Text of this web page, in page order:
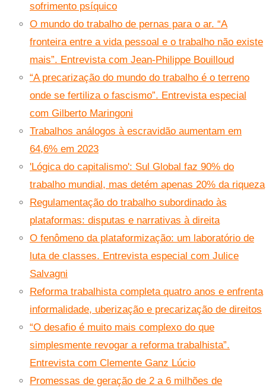
sofrimento psíquico
O mundo do trabalho de pernas para o ar. “A
fronteira entre a vida pessoal e o trabalho não existe
mais”. Entrevista com Jean-Philippe Bouilloud
“A precarização do mundo do trabalho é o terreno
onde se fertiliza o fascismo”. Entrevista especial
com Gilberto Maringoni
Trabalhos análogos à escravidão aumentam em
64,6% em 2023
'Lógica do capitalismo': Sul Global faz 90% do
trabalho mundial, mas detém apenas 20% da riqueza
Regulamentação do trabalho subordinado às
plataformas: disputas e narrativas à direita
O fenômeno da plataformização: um laboratório de
luta de classes. Entrevista especial com Julice
Salvagni
Reforma trabalhista completa quatro anos e enfrenta
informalidade, uberização e precarização de direitos
“O desafio é muito mais complexo do que
simplesmente revogar a reforma trabalhista”.
Entrevista com Clemente Ganz Lúcio
Promessas de geração de 2 a 6 milhões de